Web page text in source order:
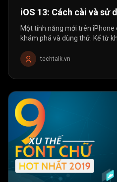
iOS 13: Cách cài và sử
Một tính năng mới trên iPhone
khám phá và dùng thử. Kể từ khi ra mắt, iOS 13 có rất
cấp. Và Font chữ chính...
techtalk.vn